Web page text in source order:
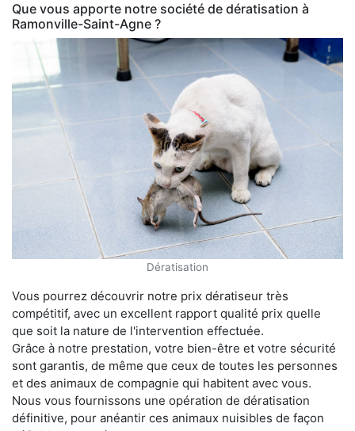
Que vous apporte notre société de dératisation à
Ramonville-Saint-Agne ?
Dératisation
Vous pourrez découvrir notre prix dératiseur très
compétitif, avec un excellent rapport qualité prix quelle
que soit la nature de l'intervention effectuée.
Grâce à notre prestation, votre bien-être et votre sécurité
sont garantis, de même que ceux de toutes les personnes
et des animaux de compagnie qui habitent avec vous.
Nous vous fournissons une opération de dératisation
définitive, pour anéantir ces animaux nuisibles de façon